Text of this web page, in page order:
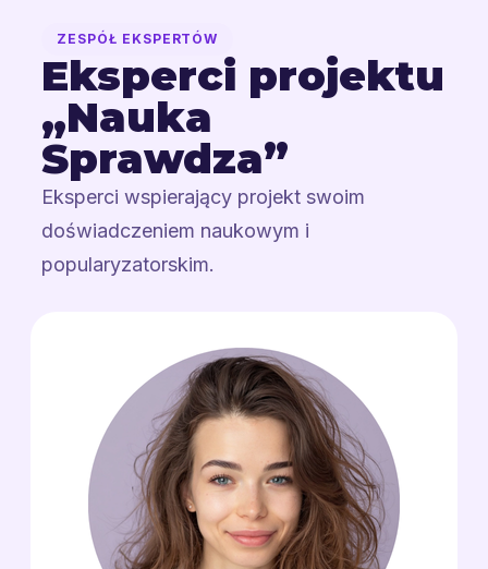
ZESPÓŁ EKSPERTÓW
Eksperci projektu
„Nauka
Sprawdza”
Eksperci wspierający projekt swoim
doświadczeniem naukowym i
popularyzatorskim.